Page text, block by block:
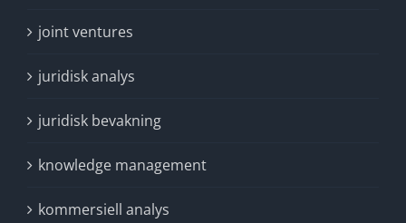
joint ventures
juridisk analys
juridisk bevakning
knowledge management
kommersiell analys